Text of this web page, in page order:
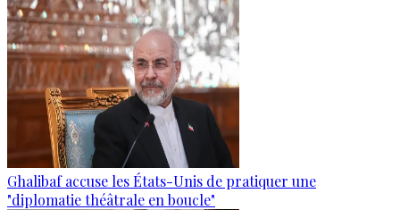
Ghalibaf accuse les États-Unis de pratiquer une
"diplomatie théâtrale en boucle"